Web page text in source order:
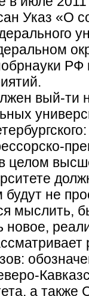
Указ «О
РФ
вый-ти
целом
не
мыслить,
новое,
а также